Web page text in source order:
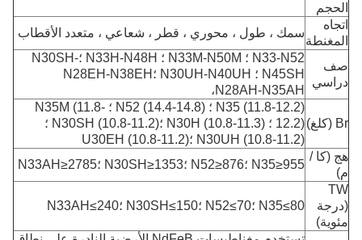
الحجم
اتجاه
المغنطة
سمك ، طول ، محوري ، قطر ، شعاعي ، متعدد الأقطاب
صف
دراسي
N33-N52 ؛ N33M-N50M ؛ N33H-N48H ؛N30SH-
N45SH ؛ N30UH-N40UH ؛N28EH-N38EH
،N28AH-N35AH
Br (كلغ)
N35 (11.8-12.2) ؛ N52 (14.4-14.8) ؛ N35M (11.8-
12.2) ؛ N30H (10.8-11.3) ؛N30SH (10.8-11.2) ؛
N30UH (10.8-11.2) ؛U30EH (10.8-11.2)
هج (كا /
م)
N35≥955 ؛N52≥876 ؛N30SH≥1353 ؛N33AH≥2785
TW
(درجة
مئوية)
N35≤80 ؛N52≤70 ؛N30SH≤150 ؛N33AH≤240